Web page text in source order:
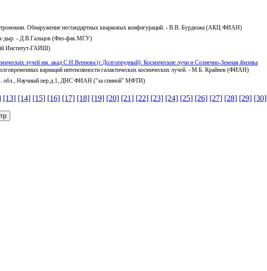
Обнаружение нестандартных кварковых конфигураций. - В.В. Бурдюжа (АКЦ ФИАН)
дыр. - Д.В.Гальцов (Физ-фак.МГУ)
Институт-ГАИШ)
лучей им. акад.С.Н.Вернова (г.Долгопрудный): Космические лучи и Солнечно-Земная физика
вариаций интенсивности галактических космических лучей. - М.Б. Крайнев (ФИАН)
обл., Научный пер.д.1, ДНС ФИАН ("за спиной" МФТИ)
[13] [14] [15] [16] [17] [18] [19] [20] [21] [22] [23] [24] [25] [26] [27] [28] [29] [30]